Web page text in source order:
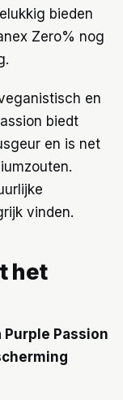
bieden
Zero% nog
en
biedt
en is net
vinden.
het
Purple Passion